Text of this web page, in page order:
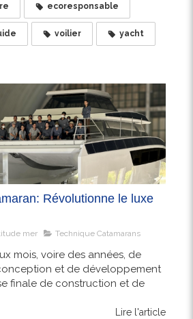
ecoresponsable
voilier yacht
Révolutionne le luxe
mer Technique Catamarans
mois, voire des années, de
et de développement
finale de construction et de
Lire l'article